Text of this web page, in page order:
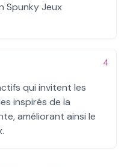
Spunky Jeux
4
qui invitent les
inspirés de la
améliorant ainsi le